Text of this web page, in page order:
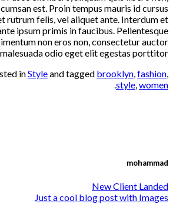
est. Proin tempus mauris id cursus
rutrum felis, vel aliquet ante. Interdum et
ipsum primis in faucibus. Pellentesque
non eros non, consectetur auctor
odio eget elit egestas porttitor.
inStyleand tagged brooklyn,fashion,
style,women
.
mohammad
New Client Landed
Just a cool blog post with Images